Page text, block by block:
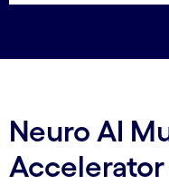
Neuro AI